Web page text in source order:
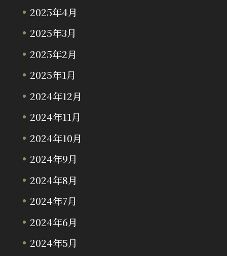
2025年4月
2025年3月
2025年2月
2025年1月
2024年12月
2024年11月
2024年10月
2024年9月
2024年8月
2024年7月
2024年6月
2024年5月